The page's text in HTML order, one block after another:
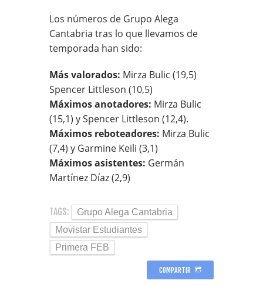
Los números de Grupo Alega
Cantabria tras lo que llevamos de
temporada han sido:
Más valorados: Mirza Bulic (19,5)
Spencer Littleson (10,5)
Máximos anotadores: Mirza Bulic
(15,1) y Spencer Littleson (12,4).
Máximos reboteadores: Mirza Bulic
(7,4) y Garmine Keili (3,1)
Máximos asistentes: Germán
Martínez Díaz (2,9)
TAGS:
Grupo Alega Cantabria
Movistar Estudiantes
Primera FEB
COMPARTIR